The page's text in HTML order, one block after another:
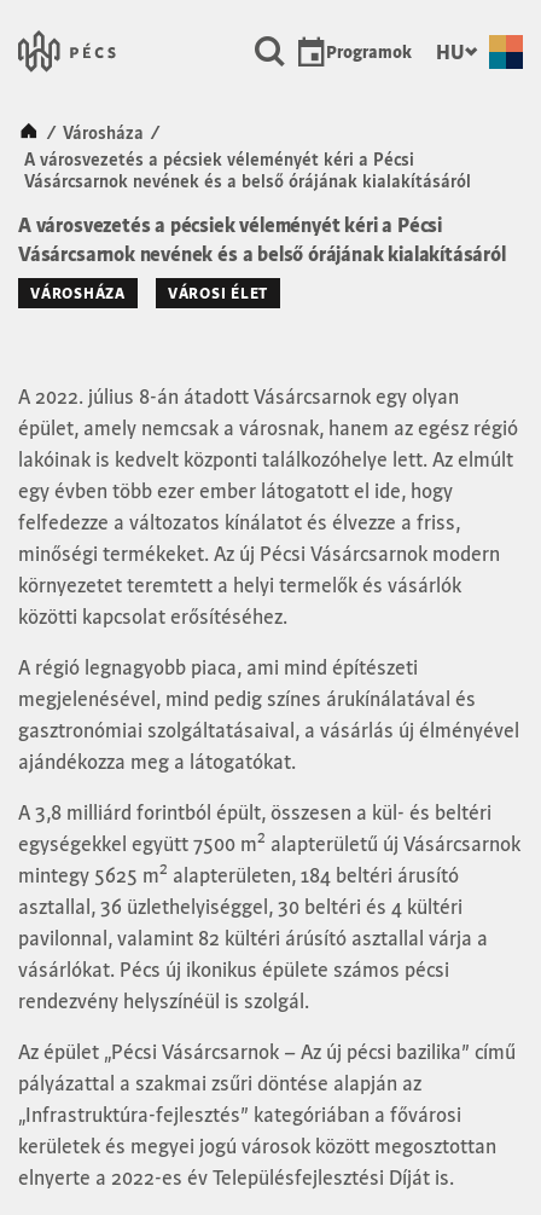
Városunk Pécs Programok HU
Kezdőlap
/ Városháza /
A városvezetés a pécsiek véleményét kéri a Pécsi
Vásárcsarnok nevének és a belső órájának kialakításáról
A városvezetés a pécsiek véleményét kéri a Pécsi
Vásárcsarnok nevének és a belső órájának kialakításáról
VÁROSHÁZA VÁROSI ÉLET
A 2022. július 8-án átadott Vásárcsarnok egy olyan
épület, amely nemcsak a városnak, hanem az egész régió
lakóinak is kedvelt központi találkozóhelye lett. Az elmúlt
egy évben több ezer ember látogatott el ide, hogy
felfedezze a változatos kínálatot és élvezze a friss,
minőségi termékeket. Az új Pécsi Vásárcsarnok modern
környezetet teremtett a helyi termelők és vásárlók
közötti kapcsolat erősítéséhez.
A régió legnagyobb piaca, ami mind építészeti
megjelenésével, mind pedig színes árukínálatával és
gasztronómiai szolgáltatásaival, a vásárlás új élményével
ajándékozza meg a látogatókat.
A 3,8 milliárd forintból épült, összesen a kül- és beltéri
egységekkel együtt 7500 m² alapterületű új Vásárcsarnok
mintegy 5625 m² alapterületen, 184 beltéri árusító
asztallal, 36 üzlethelyiséggel, 30 beltéri és 4 kültéri
pavilonnal, valamint 82 kültéri árúsító asztallal várja a
vásárlókat. Pécs új ikonikus épülete számos pécsi
rendezvény helyszínéül is szolgál.
Az épület „Pécsi Vásárcsarnok – Az új pécsi bazilika” című
pályázattal a szakmai zsűri döntése alapján az
„Infrastruktúra-fejlesztés” kategóriában a fővárosi
kerületek és megyei jogú városok között megosztottan
elnyerte a 2022-es év Településfejlesztési Díját is.